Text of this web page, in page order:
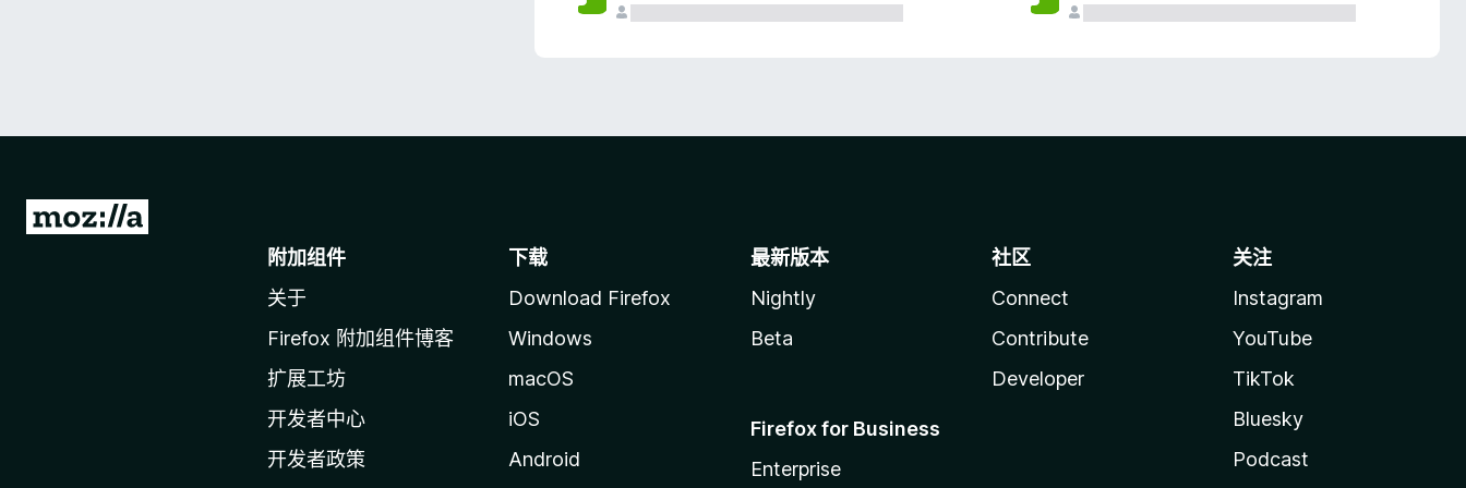
转
附加组件
关于
Firefox 附加组件博客
扩展工坊
开发者中心
开发者政策
下载
Download Firefox
Windows
macOS
iOS
Android
最新版本
Nightly
Beta
Firefox for Business
Enterprise
社区
Connect
Contribute
Developer
关注
Instagram
YouTube
TikTok
Bluesky
Podcast